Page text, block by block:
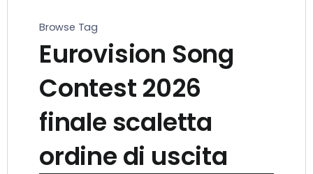
Browse Tag
Eurovision Song
Contest 2026
finale scaletta
ordine di uscita